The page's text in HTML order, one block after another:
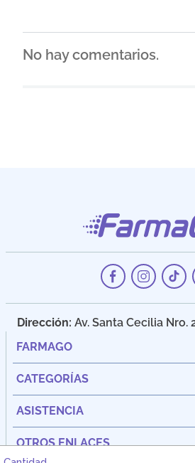
No hay comentarios.
Dirección: Av. Santa Cecilia Nro.
FARMAGO
CATEGORÍAS
ASISTENCIA
OTROS ENLACES